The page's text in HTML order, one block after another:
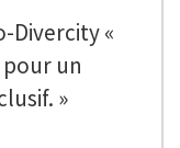
Divercity «
un
»